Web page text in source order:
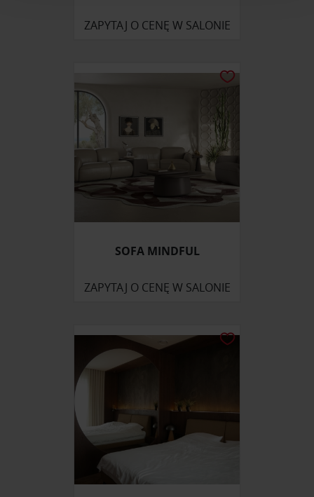
korzystasz z naszej witryny, udostępniamy partnerom
otrzymanymi od Ciebie lub uzyskanymi podczas
korzystania z ich usług.
ZAPYTAJ O CENĘ W SALONIE
SOFA MINDFUL
ZAPYTAJ O CENĘ W SALONIE